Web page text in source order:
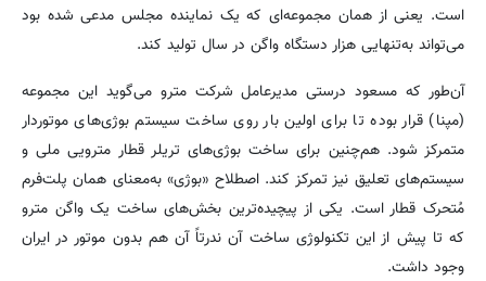
است. یعنی از همان‌ مجموعه‌ای که یک نماینده مجلس مدعی شده بود
می‌تواند به‌تنهایی هزار دستگاه واگن در سال تولید کند.
آن‌طور که مسعود درستی مدیرعامل شرکت مترو می‌گوید این مجموعه
(مپنا) قرار بوده تا برای اولین بار روی ساخت سیستم بوژی‌های موتوردار
متمرکز شود. هم‌چنین برای ساخت بوژی‌های تریلر قطار مترویی ملی و
سیستم‌های تعلیق نیز تمرکز کند. اصطلاح «بوژی» به‌معنای همان پلت‌فرم
مُتحرک قطار است. یکی از پیچیده‌ترین بخش‌های ساخت یک واگن مترو
که تا پیش از این تکنولوژی ساخت آن ندرتاً آن هم بدون موتور در ایران
وجود داشت.